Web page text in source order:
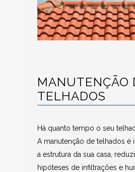
MANUTENÇÃO
TELHADOS
Há quanto tempo o seu
A manutenção de telhados é
a estrutura da sua casa,
hipóteses de infiltrações e